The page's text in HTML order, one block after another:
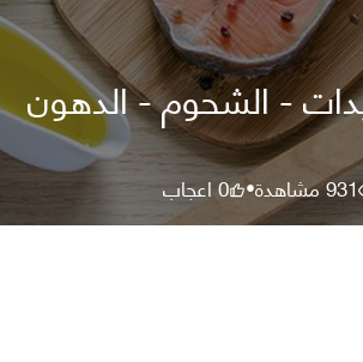
- الشحوم - الدهون
931مشاهدة•
0اعجاب